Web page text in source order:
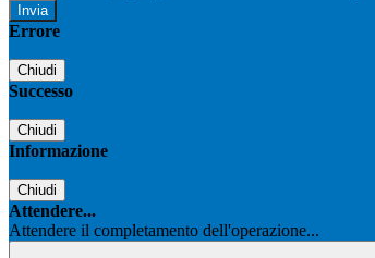
Errore
Chiudi
Successo
Chiudi
Informazione
Chiudi
Attendere...
Attendere il completamento dell'operazione...